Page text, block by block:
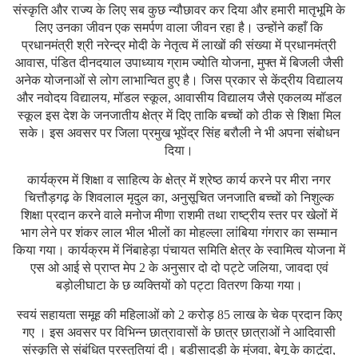
संस्कृति और राज्य के लिए सब कुछ न्यौछावर कर दिया और हमारी मातृभूमि के
लिए उनका जीवन एक समर्पण वाला जीवन रहा है। उन्होंने कहाँ कि
प्रधानमंत्री श्री नरेन्द्र मोदी के नेतृत्व में लाखों की संख्या में प्रधानमंत्री
आवास, पंडित दीनदयाल उपाध्याय ग्राम ज्योति योजना, मुफ्त में बिजली जैसी
अनेक योजनाओं से लोग लाभान्वित हुए है। जिस प्रकार से केंद्रीय विद्यालय
और नवोदय विद्यालय, मॉडल स्कूल, आवासीय विद्यालय जैसे एकलव्य मॉडल
स्कूल इस देश के जनजातीय क्षेत्र में दिए ताकि बच्चों को ठीक से शिक्षा मिल
सके। इस अवसर पर जिला प्रमुख भूपेंद्र सिंह बरौली ने भी अपना संबोधन
दिया।
कार्यक्रम में शिक्षा व साहित्य के क्षेत्र में श्रेष्ठ कार्य करने पर मीरा नगर
चित्तौड़गढ़ के शिवलाल मृदुल का, अनुसूचित जनजाति बच्चों को निशुल्क
शिक्षा प्रदान करने वाले मनोज मीणा राशमी तथा राष्ट्रीय स्तर पर खेलों में
भाग लेने पर शंकर लाल भील भीलों का मोहल्ला लांबिया गंगरार का सम्मान
किया गया। कार्यक्रम में निंबाहेड़ा पंचायत समिति क्षेत्र के स्वामित्व योजना में
एस ओ आई से प्राप्त मेप 2 के अनुसार दो दो पट्टे जलिया, जावदा एवं
बड़ोलीघाटा के छ व्यक्तियों को पट्टा वितरण किया गया।
स्वयं सहायता समूह की महिलाओं को 2 करोड़ 85 लाख के चेक प्रदान किए
गए । इस अवसर पर विभिन्न छात्रावासों के छात्र छात्राओं ने आदिवासी
संस्कृति से संबंधित प्रस्तुतियां दी। बड़ीसादड़ी के मुंजवा, बेगू के काटूंदा,